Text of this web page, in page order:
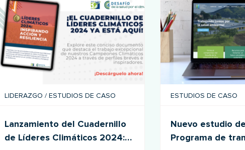
LIDERAZGO / ESTUDIOS DE CASO
Lanzamiento del Cuadernillo
de Líderes Climáticos 2024:
ESTUDIOS DE CASO
Nuevo estudio
Programa de